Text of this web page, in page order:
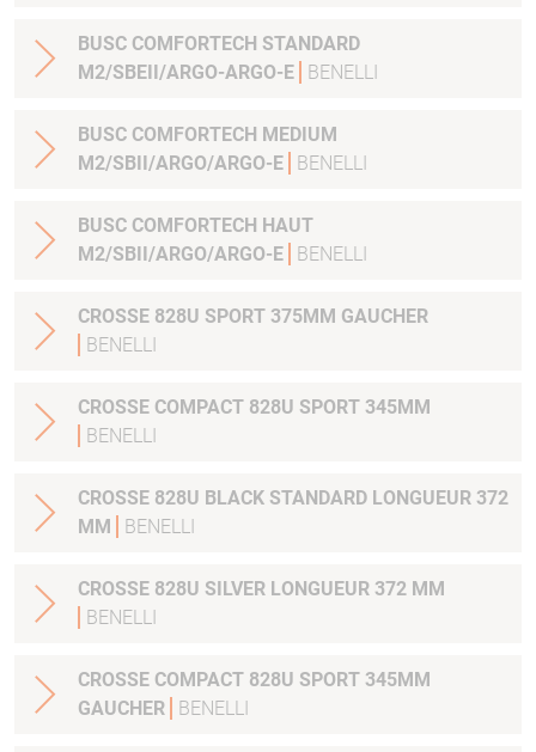
BUSC COMFORTECH STANDARD
M2/SBEII/ARGO-ARGO-E
BENELLI
BUSC COMFORTECH MEDIUM
M2/SBII/ARGO/ARGO-E
BENELLI
BUSC COMFORTECH HAUT
M2/SBII/ARGO/ARGO-E
BENELLI
CROSSE 828U SPORT 375MM GAUCHER
BENELLI
CROSSE COMPACT 828U SPORT 345MM
BENELLI
CROSSE 828U BLACK STANDARD LONGUEUR 372
MM
BENELLI
CROSSE 828U SILVER LONGUEUR 372 MM
BENELLI
CROSSE COMPACT 828U SPORT 345MM
GAUCHER
BENELLI